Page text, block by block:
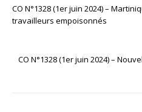
CO N°1328 (1er juin 2024) –
travailleurs empoisonnés
CO N°1328 (1er juin 2024) –